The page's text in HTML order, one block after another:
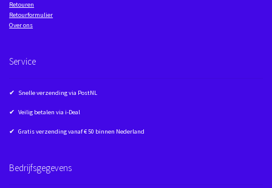
Retouren
Retourformulier
Over ons
Service
✔ Snelle verzending via PostNL
✔ Veilig betalen via i-Deal
✔ Gratis verzending vanaf € 50 binnen Nederland
Bedrijfsgegevens